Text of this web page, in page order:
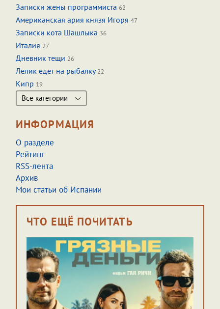
Записки жены программиста 62
Американская ария князя Игоря 47
Записки кота Шашлыка 36
Италия 27
Дневник тещи 26
Лелик едет на рыбалку22
Кипр 19
Все категории
ИНФОРМАЦИЯ
О разделе
Рейтинг
RSS-лента
Архив
Мои статьи об Испании
ЧТО ЕЩЁ ПОЧИТАТЬ